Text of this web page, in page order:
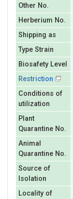
Other No.
Herberium No.
Shipping as
Type Strain
Biosafety Level
Restriction
Conditions of
utilization
Plant
Quarantine No.
Animal
Quarantine No.
Source of
Isolation
Locality of